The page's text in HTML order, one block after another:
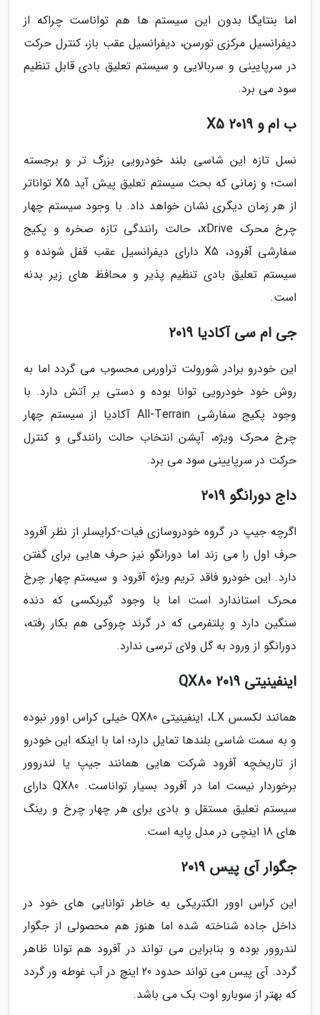
اما بنتایگا بدون این سیستم ها هم تواناست چراکه از
دیفرانسیل مرکزی تورسن، دیفرانسیل عقب باز، کنترل حرکت
در سرپایینی و سربالایی و سیستم تعلیق بادی قابل تنظیم
سود می برد.
ب ام و X5 2019
نسل تازه این شاسی بلند خودرویی بزرگ تر و برجسته
است؛ و زمانی که بحث سیستم تعلیق پیش آید X5 تواناتر
از هر زمان دیگری نشان خواهد داد. با وجود سیستم چهار
چرخ محرک xDrive، حالت رانندگی تازه صخره و پکیج
سفارشی آفرود، X5 دارای دیفرانسیل عقب قفل شونده و
سیستم تعلیق بادی تنظیم پذیر و محافظ های زیر بدنه
است.
جی ام سی آکادیا 2019
این خودرو برادر شورولت تراورس محسوب می گردد اما به
روش خود خودرویی توانا بوده و دستی بر آتش دارد. با
وجود پکیج سفارشی All-Terrain آکادیا از سیستم چهار
چرخ محرک ویژه، آپشن انتخاب حالت رانندگی و کنترل
حرکت در سرپایینی سود می برد.
داج دورانگو 2019
اگرچه جیپ در گروه خودروسازی فیات-کرایسلر از نظر آفرود
حرف اول را می زند اما دورانگو نیز حرف هایی برای گفتن
دارد. این خودرو فاقد تریم ویژه آفرود و سیستم چهار چرخ
محرک استاندارد است اما با وجود گیربکسی که دنده
سنگین دارد و پلتفرمی که در گرند چروکی هم بکار رفته،
دورانگو از ورود به گل ولای ترسی ندارد.
اینفینیتی QX80 2019
همانند لکسس LX، اینفینیتی QX80 خیلی کراس اوور نبوده
و به سمت شاسی بلندها تمایل دارد؛ اما با اینکه این خودرو
از تاریخچه آفرود شرکت هایی همانند جیپ یا لندروور
برخوردار نیست اما در آفرود بسیار تواناست. QX80 دارای
سیستم تعلیق مستقل و بادی برای هر چهار چرخ و رینگ
های 18 اینچی در مدل پایه است.
جگوار آی پیس 2019
این کراس اوور الکتریکی به خاطر توانایی های خود در
داخل جاده شناخته شده اما هنوز هم محصولی از جگوار
لندروور بوده و بنابراین می تواند در آفرود هم توانا ظاهر
گردد. آی پیس می تواند حدود 20 اینچ در آب غوطه ور گردد
که بهتر از سوبارو اوت بک می باشد.